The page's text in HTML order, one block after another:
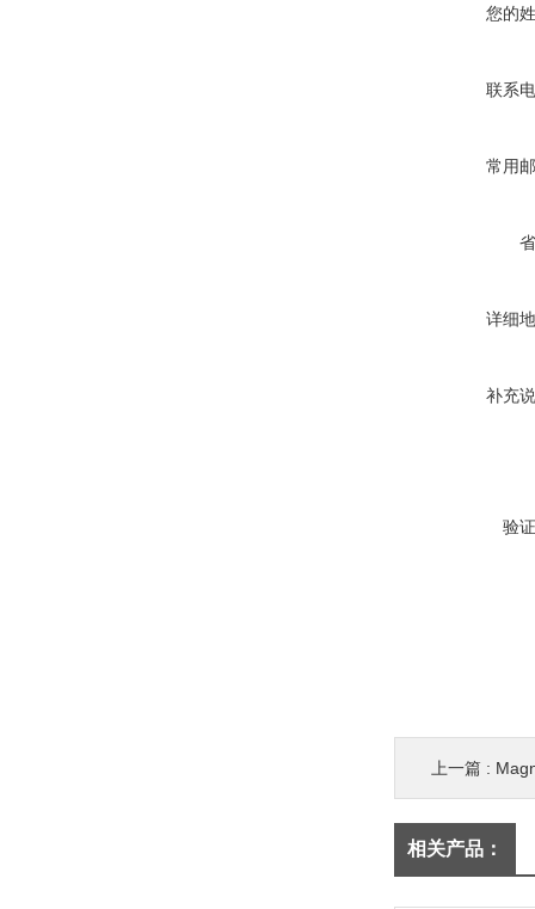
您的
联系
常用
详细
补充
验
上一篇 :
相关产品：